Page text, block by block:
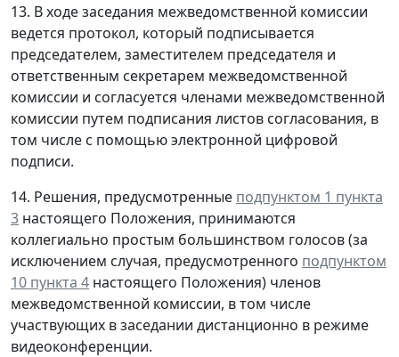
13. В ходе заседания межведомственной комиссии
ведется протокол, который подписывается
председателем, заместителем председателя и
ответственным секретарем межведомственной
комиссии и согласуется членами межведомственной
комиссии путем подписания листов согласования, в
том числе с помощью электронной цифровой
подписи.
14. Решения, предусмотренные подпунктом 1 пункта
3 настоящего Положения, принимаются
коллегиально простым большинством голосов (за
исключением случая, предусмотренного подпунктом
10 пункта 4 настоящего Положения) членов
межведомственной комиссии, в том числе
участвующих в заседании дистанционно в режиме
видеоконференции.